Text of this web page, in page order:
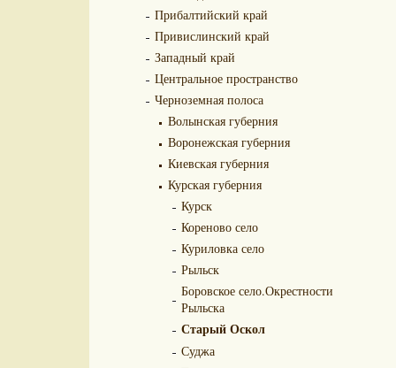
Прибалтийский край
Привислинский край
Западный край
Центральное пространство
Черноземная полоса
Волынская губерния
Воронежская губерния
Киевская губерния
Курская губерния
Курск
Кореново село
Куриловка село
Рыльск
Боровское село.Окрестности
Рыльска
Старый Оскол
Суджа